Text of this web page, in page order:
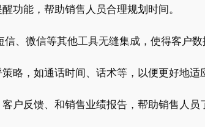
功能，帮助销售人员合理规划时间。
、微信等其他工具无缝集成，使得客户数
略，如通话时间、话术等，以便更好地适
户反馈、和销售业绩报告，帮助销售人员